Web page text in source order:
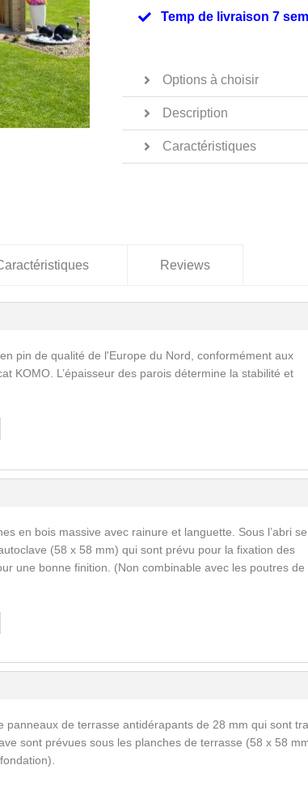
Temp de livraison 7
Options à choisir
Description
Caractéristiques
Reviews
pin de qualité de l'Europe du Nord, conformément aux
KOMO. L’épaisseur des parois détermine la stabilité et
en bois massive avec rainure et languette. Sous l’abri se
(58 x 58 mm) qui sont prévu pour la fixation des
une bonne finition. (Non combinable avec les poutres de
panneaux de terrasse antidérapants de 28 mm qui sont
sont prévues sous les planches de terrasse (58 x 58